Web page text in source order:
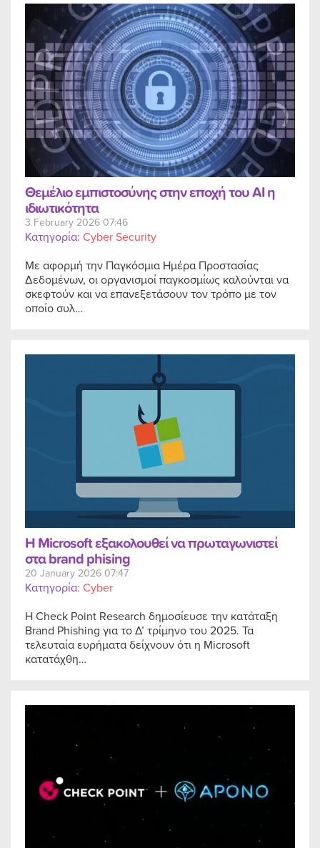
Θεμέλιο εμπιστοσύνης στην εποχή του AI η
ιδιωτικότητα
3 February 2026 07:46
Κατηγορία: Cyber Security
Με αφορμή την Παγκόσμια Ημέρα Προστασίας
Δεδομένων, οι οργανισμοί παγκοσμίως καλούνται να
σκεφτούν και να επανεξετάσουν τον τρόπο με τον
οποίο συλ…
Η Microsoft εξακολουθεί να πρωταγωνιστεί
στα brand phising
20 January 2026 07:47
Κατηγορία: Cyber
Η Check Point Research δημοσίευσε την κατάταξη
Brand Phishing για το Δ’ τρίμηνο του 2025. Τα
τελευταία ευρήματα δείχνουν ότι η Microsoft
κατατάχθη…